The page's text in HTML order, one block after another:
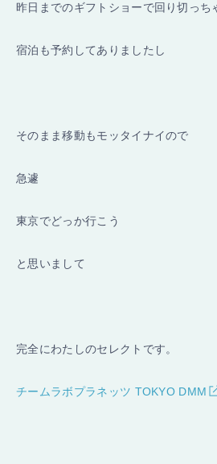
昨日までのギフトショーで回り切っち
宿泊も予約してありましたし
そのまま移動もモッタイナイので
急遽
東京でどっか行こう
と思いまして
完全にわたしのセレクトです。
チームラボプラネッツ TOKYO DMM